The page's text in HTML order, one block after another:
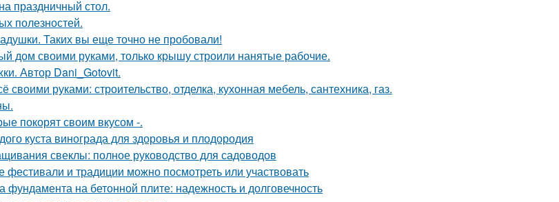
праздничный стол.
полезностей.
Таких вы еще точно не пробовали!
дом своими руками, только крышу строили нанятые рабочие.
Автор Dani_Gotovit.
своими руками: строительство, отделка, кухонная мебель, сантехника, газ.
покорят своим вкусом -.
куста винограда для здоровья и плодородия
свеклы: полное руководство для садоводов
фестивали и традиции можно посмотреть или участвовать
на бетонной плите: надежность и долговечность